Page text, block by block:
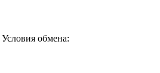
Условия обмена: